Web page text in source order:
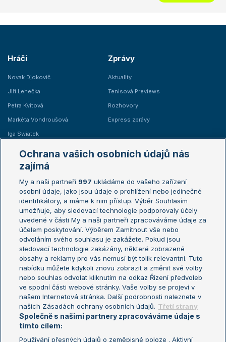
Hráči
Novak Djokovič
Jiří Lehečka
Petra Kvitová
Markéta Vondroušová
Iga Swiatek
Zprávy
Aktuality
Tenisová Previews
Rozhovory
Express zprávy
Žebříčky
Žebříček ATP (muži)
Žebříček WTA (ženy)
Sázkařský žebříček
Australian Open
French Open
Wimbledon
US Open
Turnaj mistrů
Turnaj mistryň
Aktualní trendy
Fotbalové přestupy
Livesport Daily
LS Prague Open
Ochrana vašich osobních údajů nás
zajímá
My a naši partneři 997 ukládáme do vašeho zařízení
osobní údaje, jako jsou údaje o prohlížení nebo jedinečné
identifikátory, a máme k nim přístup. Výběr Souhlasím
umožňuje, aby sledovací technologie podporovaly účely
uvedené v části My a naši partneři zpracováváme údaje za
účelem poskytování. Výběrem Zamítnout vše nebo
odvoláním svého souhlasu je zakážete. Pokud jsou
sledovací technologie zakázány, některé zobrazené
obsahy a reklamy pro vás nemusí být tolik relevantní. Tuto
nabídku můžete kdykoli znovu zobrazit a změnit své volby
nebo souhlas odvolat kliknutím na odkaz Řízení předvoleb
ve spodní části webové stránky. Vaše volby se projeví v
našem Internetová stránka. Další podrobnosti naleznete v
našich Zásadách ochrany osobních údajů. Třetí strany
Společně s našimi partnery zpracováváme údaje s
tímto cílem:
Používání přesných údajů o zeměpisné poloze . Aktivní